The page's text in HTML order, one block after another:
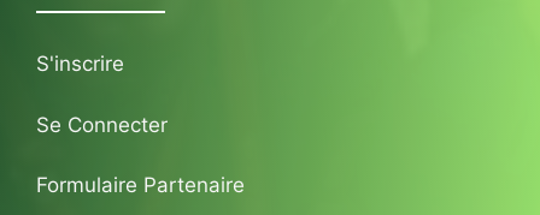
S'inscrire
Se Connecter
Formulaire Partenaire